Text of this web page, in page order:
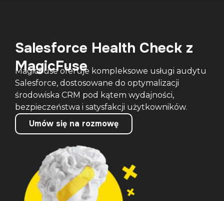
Salesforce Health Check z
MagicFuse
MagicFuse oferuje kompleksowe usługi audytu
Salesforce, dostosowane do optymalizacji
środowiska CRM pod kątem wydajności,
bezpieczeństwa i satysfakcji użytkowników.
Umów się na rozmowę